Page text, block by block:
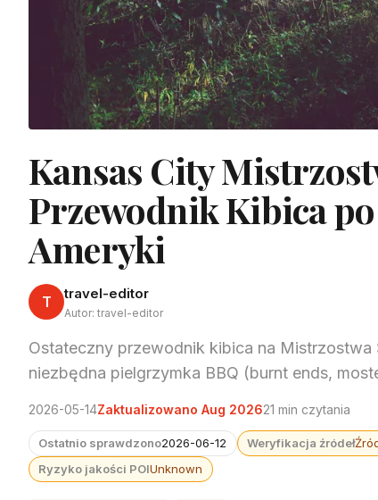
Kansas City
Przewodnik Kibica
Ameryki
T travel-editor
Autor: travel-editor
Ostateczny przewodnik kibica na
niezbędna pielgrzymka BBQ (burnt ends,
2026-05-14Zaktualizowano Aug 202621 min czytania
Ostatnio sprawdzono2026-06-12 Weryfikacja źródeł
Ryzyko jakości POIUnknown